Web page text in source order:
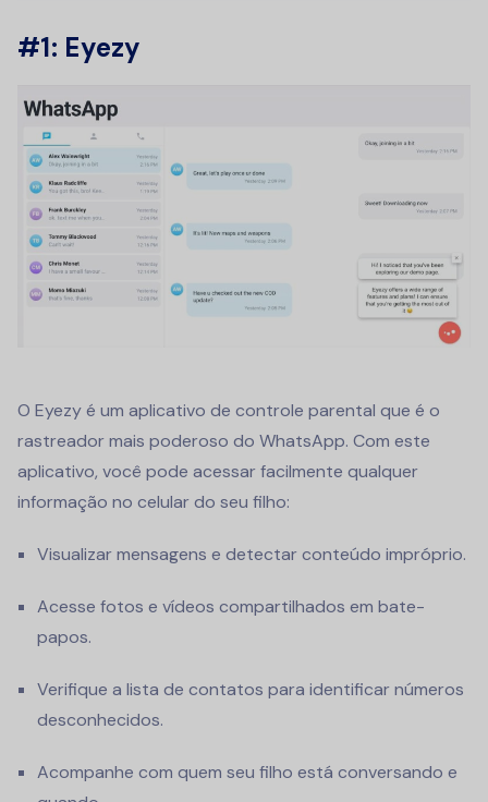
#1: Eyezy
O Eyezy é um aplicativo de controle parental que é o
rastreador mais poderoso do WhatsApp. Com este
aplicativo, você pode acessar facilmente qualquer
informação no celular do seu filho:
Visualizar mensagens e detectar conteúdo impróprio.
Acesse fotos e vídeos compartilhados em bate-
papos.
Verifique a lista de contatos para identificar números
desconhecidos.
Acompanhe com quem seu filho está conversando e